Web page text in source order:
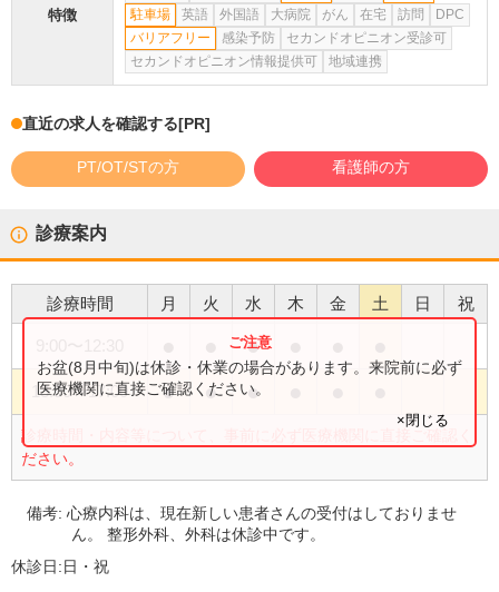
特徴
駐車場
英語 外国語 大病院 がん 在宅 訪問
DPC
バリアフリー
感染予防
セカンドオピニオン受診可
セカンドオピニオン情報提供可
地域連携
直近の求人を確認する[PR]
PT/OT/STの方 看護師の方
診療案内
診療時間 月 火 水 木 金 土 日 祝
●
13:30〜17:00 ● ● ●
診療時間・内容等について、事前に必ず医療機関に直接ご確認く
ださい。
お盆(8月中旬)は休診・休業の場合があります。来院前に必ず
医療機関に直接ご確認ください。
×閉じる
備考:心療内科は、現在新しい患者さんの受付はしておりませ
ん。 整形外科、外科は休診中です。
休診日:日・祝